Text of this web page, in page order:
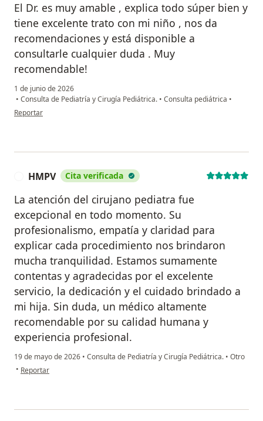
El Dr. es muy amable , explica todo súper bien y
tiene excelente trato con mi niño , nos da
recomendaciones y está disponible a
consultarle cualquier duda . Muy
recomendable!
1 de junio de 2026
• Consulta de Pediatría y Cirugía Pediátrica. • Consulta pediátrica •
en opinión del usuario Priscila Lira
Reportar
HMPV Cita verificada
La atención del cirujano pediatra fue
excepcional en todo momento. Su
profesionalismo, empatía y claridad para
explicar cada procedimiento nos brindaron
mucha tranquilidad. Estamos sumamente
contentas y agradecidas por el excelente
servicio, la dedicación y el cuidado brindado a
mi hija. Sin duda, un médico altamente
recomendable por su calidad humana y
experiencia profesional.
19 de mayo de 2026 • Consulta de Pediatría y Cirugía Pediátrica. • Otro
• en opinión del usuario HMPV
Reportar